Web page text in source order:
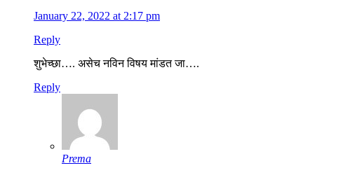
January 22, 2022 at 2:17 pm
Reply
शुभेच्छा…. असेच नविन विषय मांडत जा….
Reply
Prema